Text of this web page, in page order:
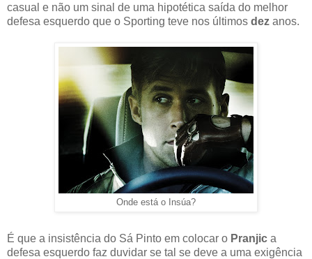
casual e não um sinal de uma hipotética saída do melhor
defesa esquerdo que o Sporting teve nos últimos dez anos.
Onde está o Insúa?
É que a insistência do Sá Pinto em colocar o Pranjic a
defesa esquerdo faz duvidar se tal se deve a uma exigência